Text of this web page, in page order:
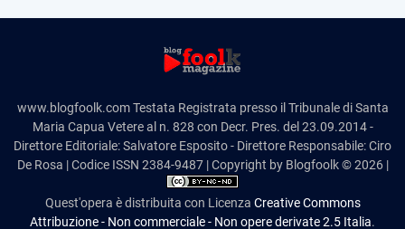
www.blogfoolk.com Testata Registrata presso il Tribunale di Santa
Maria Capua Vetere al n. 828 con Decr. Pres. del 23.09.2014 -
Direttore Editoriale: Salvatore Esposito - Direttore Responsabile: Ciro
De Rosa | Codice ISSN 2384-9487 | Copyright by Blogfoolk © 2026 |
Quest'opera è distribuita con Licenza Creative Commons
Attribuzione - Non commerciale - Non opere derivate 2.5 Italia.